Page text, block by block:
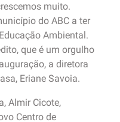
muito.
do ABC a ter
Ambiental.
que é um orgulho
a diretora
Eriane Savoia.
Almir Cicote,
Centro de